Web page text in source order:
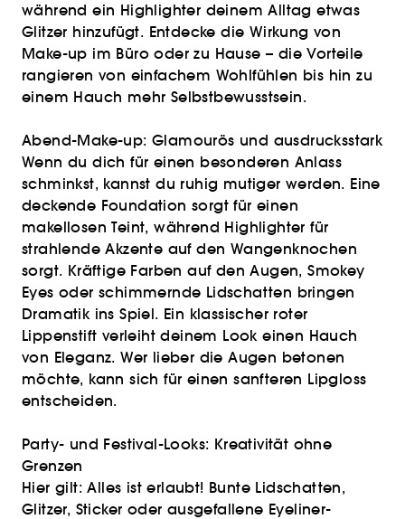
während ein Highlighter deinem Alltag etwas
Glitzer hinzufügt. Entdecke die Wirkung von
Make-up im Büro oder zu Hause – die Vorteile
rangieren von einfachem Wohlfühlen bis hin zu
einem Hauch mehr Selbstbewusstsein.
Abend-Make-up: Glamourös und ausdrucksstark
Wenn du dich für einen besonderen Anlass
schminkst, kannst du ruhig mutiger werden. Eine
deckende Foundation sorgt für einen
makellosen Teint, während Highlighter für
strahlende Akzente auf den Wangenknochen
sorgt. Kräftige Farben auf den Augen, Smokey
Eyes oder schimmernde Lidschatten bringen
Dramatik ins Spiel. Ein klassischer roter
Lippenstift verleiht deinem Look einen Hauch
von Eleganz. Wer lieber die Augen betonen
möchte, kann sich für einen sanfteren Lipgloss
entscheiden.
Party- und Festival-Looks: Kreativität ohne
Grenzen
Hier gilt: Alles ist erlaubt! Bunte Lidschatten,
Glitzer, Sticker oder ausgefallene Eyeliner-